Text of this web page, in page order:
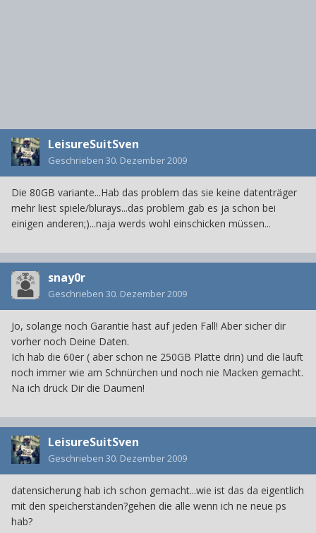
LeisureSuitSven
Geschrieben 30. Dezember 2009
Die 80GB variante...Hab das problem das sie keine datenträger
mehr liest spiele/blurays...das problem gab es ja schon bei
einigen anderen;)...naja werds wohl einschicken müssen...
snay0r
Geschrieben 30. Dezember 2009
Jo, solange noch Garantie hast auf jeden Fall! Aber sicher dir
vorher noch Deine Daten.
Ich hab die 60er ( aber schon ne 250GB Platte drin) und die läuft
noch immer wie am Schnürchen und noch nie Macken gemacht.
Na ich drück Dir die Daumen!
LeisureSuitSven
Geschrieben 30. Dezember 2009
datensicherung hab ich schon gemacht...wie ist das da eigentlich
mit den speicherständen?gehen die alle wenn ich ne neue ps
hab?